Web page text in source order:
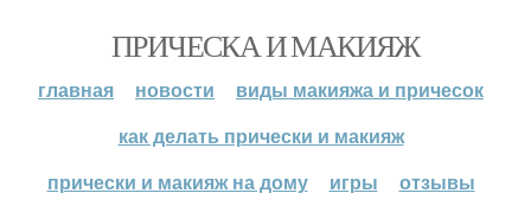
ПРИЧЕСКА И МАКИЯЖ
главная новости
виды макияжа и причесок
как делать прически и макияж
прически и макияж на дому
игры отзывы